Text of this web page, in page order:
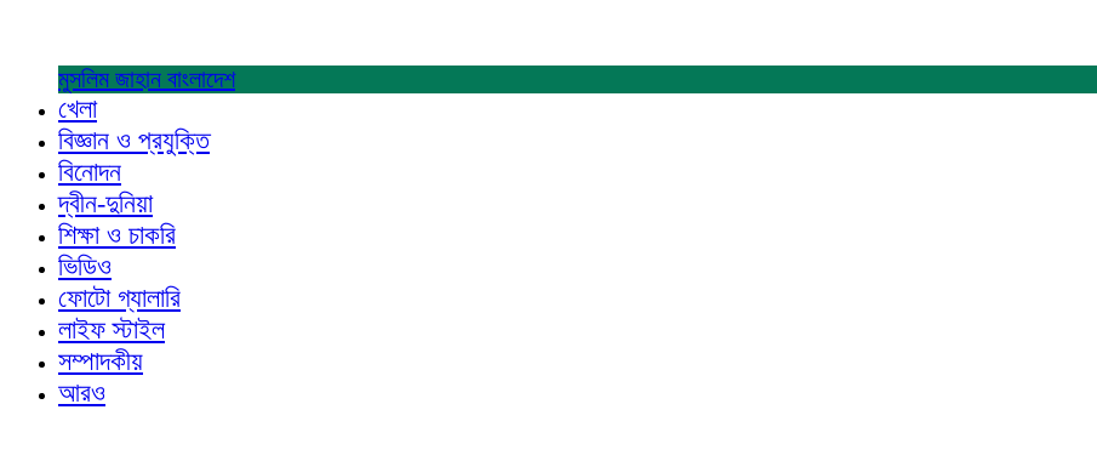
মুসলিম জাহান বাংলাদেশ
খেলা
বিজ্ঞান ও প্রযুক্তি
বিনোদন
দ্বীন-দুনিয়া
শিক্ষা ও চাকরি
ভিডিও
ফোটো গ্যালারি
লাইফ স্টাইল
সম্পাদকীয়
আরও